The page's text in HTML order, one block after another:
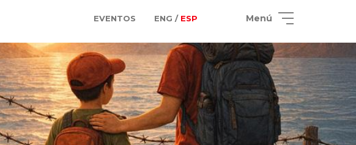
EVENTOS ENG / ESP Menú